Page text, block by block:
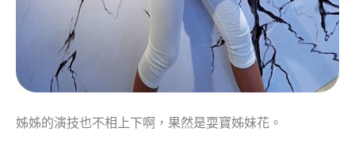
姊姊的演技也不相上下啊，果然是耍寶姊妹花。